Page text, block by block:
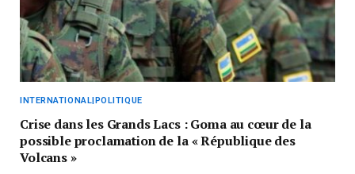
INTERNATIONAL|POLITIQUE
Crise dans les Grands Lacs : Goma au cœur de la
possible proclamation de la « République des
Volcans »